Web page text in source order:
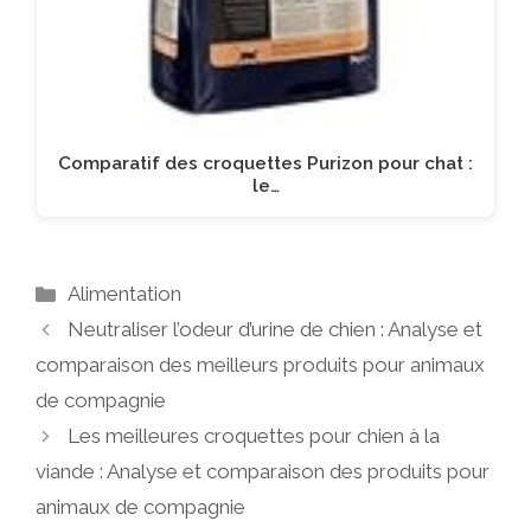
Comparatif des croquettes Purizon pour chat :
le…
Catégories
Alimentation
Neutraliser l’odeur d’urine de chien : Analyse et
comparaison des meilleurs produits pour animaux
de compagnie
Les meilleures croquettes pour chien à la
viande : Analyse et comparaison des produits pour
animaux de compagnie